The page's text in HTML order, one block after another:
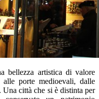
bellezza artistica di valore
porte medioevali, dalle
città che si è distinta per